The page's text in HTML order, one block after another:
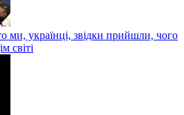
ми, українці, звідки прийшли, чого
світі